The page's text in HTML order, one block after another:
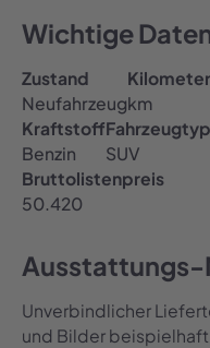
Wichtige
Zustand
Neufahrzeugkm
Kraftstoff
Benzin
Fahrzeugtyp
SUV
Bruttolistenpreis
50.420
Ausstattungs-
Unverbindlicher
und Bilder